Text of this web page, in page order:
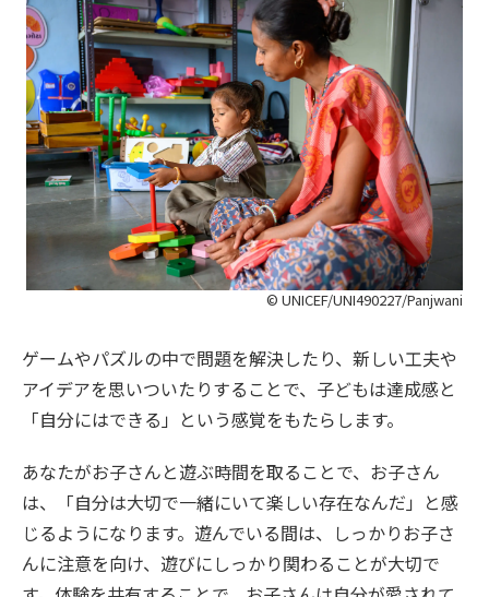
© UNICEF/UNI490227/Panjwani
ゲームやパズルの中で問題を解決したり、新しい工夫や
アイデアを思いついたりすることで、子どもは達成感と
「自分にはできる」という感覚をもたらします。
あなたがお子さんと遊ぶ時間を取ることで、お子さん
は、「自分は大切で一緒にいて楽しい存在なんだ」と感
じるようになります。遊んでいる間は、しっかりお子さ
んに注意を向け、遊びにしっかり関わることが大切で